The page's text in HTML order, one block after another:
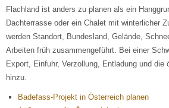
Flachland ist anders zu planen als ein
Dachterrasse oder ein Chalet mit winterlicher
werden Standort, Bundesland, Gelände,
Arbeiten früh zusammengeführt. Bei einer
Export, Einfuhr, Verzollung, Entladung und die
hinzu.
Badefass-Projekt in Österreich planen